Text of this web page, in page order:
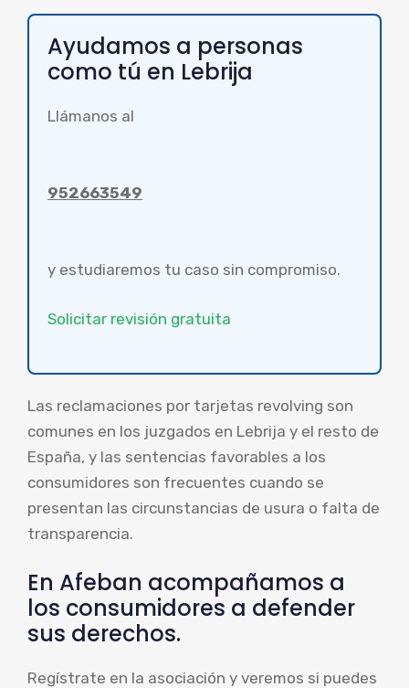
Ayudamos a personas
como tú en Lebrija
Llámanos al
952663549
y estudiaremos tu caso sin compromiso.
Solicitar revisión gratuita
Las reclamaciones por tarjetas revolving son
comunes en los juzgados en Lebrija y el resto de
España, y las sentencias favorables a los
consumidores son frecuentes cuando se
presentan las circunstancias de usura o falta de
transparencia.
En Afeban acompañamos a
los consumidores a defender
sus derechos.
Regístrate en la asociación y veremos si puedes